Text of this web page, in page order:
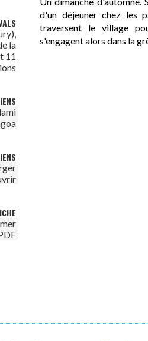
la
11
d'un déjeuner chez les
traversent le village
s'engagent alors dans la